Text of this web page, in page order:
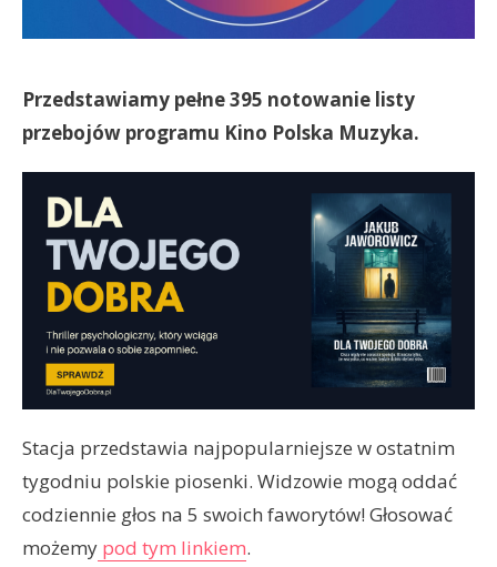
Przedstawiamy pełne 395 notowanie listy
przebojów programu Kino Polska Muzyka.
Stacja przedstawia najpopularniejsze w ostatnim
tygodniu polskie piosenki. Widzowie mogą oddać
codziennie głos na 5 swoich faworytów! Głosować
możemy pod tym linkiem.